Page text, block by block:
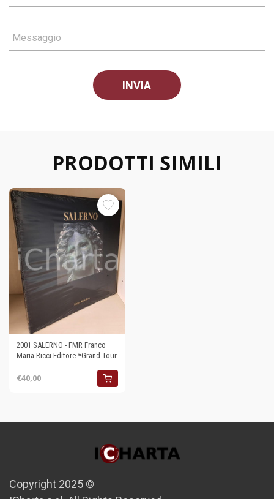
Messaggio
PRODOTTI SIMILI
2001 SALERNO - FMR Franco
Maria Ricci Editore *Grand Tour
€40,00
Copyright 2025 ©